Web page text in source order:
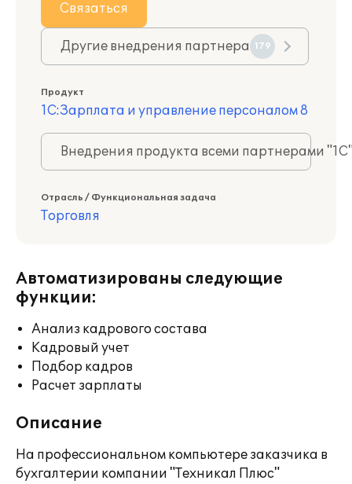
Связаться
Другие внедрения партнера 179
Продукт
1С:Зарплата и управление персоналом 8
Внедрения продукта всеми партнерами
Отрасль / Функциональная задача
Торговля
Автоматизированы следующие
функции:
Анализ кадрового состава
Кадровый учет
Подбор кадров
Расчет зарплаты
Описание
На профессиональном компьютере заказчика в
бухгалтерии компании "Техникал Плюс"